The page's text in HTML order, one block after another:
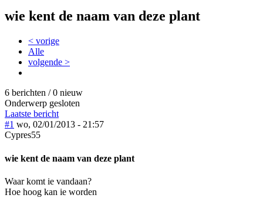
wie kent de naam van deze plant
< vorige
Alle
volgende >
6 berichten / 0 nieuw
Onderwerp gesloten
Laatste bericht
#1 wo, 02/01/2013 - 21:57
Cypres55
wie kent de naam van deze plant
Waar komt ie vandaan?
Hoe hoog kan ie worden